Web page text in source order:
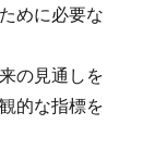
めに必要な
の見通しを
的な指標を